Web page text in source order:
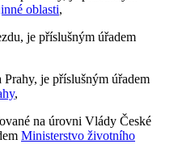
oblasti,
je příslušným úřadem
je příslušným úřadem
,
na úrovni Vlády České
Ministerstvo životního